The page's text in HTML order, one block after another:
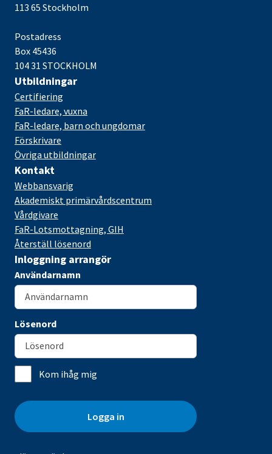
113 65 Stockholm
Postadress
Box 45436
104 31 STOCKHOLM
Utbildningar
Certifiering
FaR-ledare, vuxna
FaR-ledare, barn och ungdomar
Förskrivare
Övriga utbildningar
Kontakt
Webbansvarig
Akademiskt primärvårdscentrum
Vårdgivare
FaR-Lotsmottagning, GIH
Återställ lösenord
Inloggning arrangör
Användarnamn
Lösenord
Kom ihåg mig
Logga in